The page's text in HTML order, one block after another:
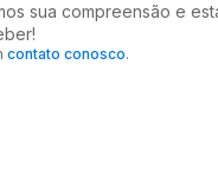
sua compreensão e
contato conosco.